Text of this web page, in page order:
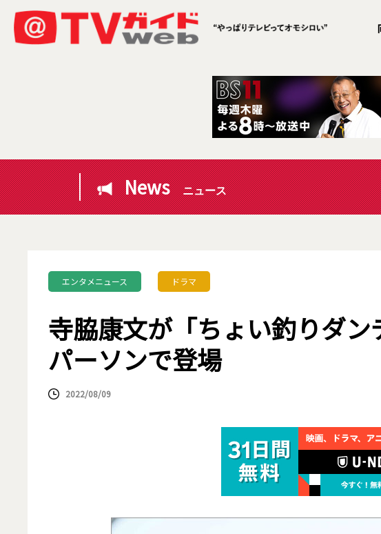
News ニュース
エンタメニュース ドラマ
寺脇康文が「ちょい釣りダン
パーソンで登場
2022/08/09